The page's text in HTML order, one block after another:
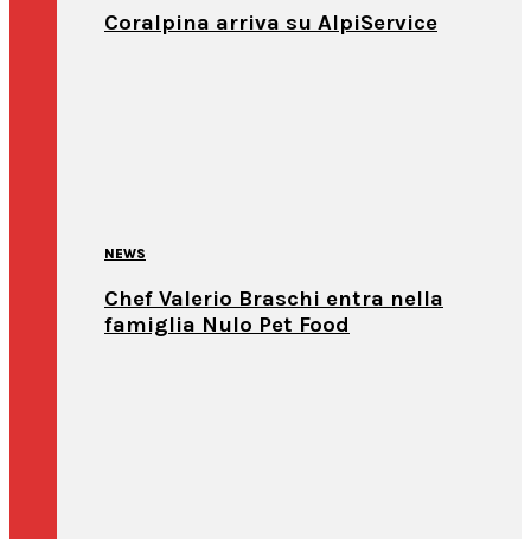
Coralpina arriva su AlpiService
NEWS
Chef Valerio Braschi entra nella
famiglia Nulo Pet Food